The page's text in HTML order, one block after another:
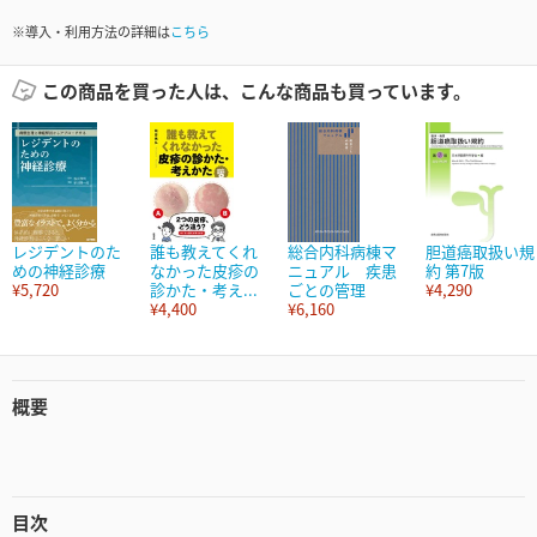
※導入・利用方法の詳細はこちら
この商品を買った人は、こんな商品も買っています。
レジデントのた
めの神経診療
¥5,720
誰も教えてくれ
なかった皮疹の
診かた・考え...
¥4,400
総合内科病棟マ
ニュアル 疾患
ごとの管理
¥6,160
胆道癌取扱い規
約 第7版
¥4,290
概要
目次